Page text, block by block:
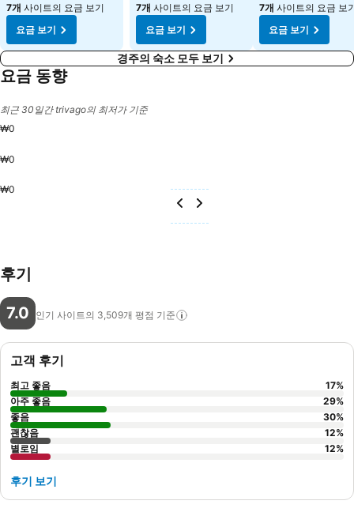
7개 사이트의 요금 보기
요금 보기
7개 사이트의 요금 보기
요금 보기
7개 사이트의 요금 보
요금 보기
경주의 숙소 모두 보기
요금 동향
최근 30일간 trivago의 최저가 기준
₩0
₩0
₩0
후기
7.0 인기 사이트의 3,509개 평점 기준
고객 후기
최고 좋음 17%
아주 좋음
29%
좋음
30%
괜찮음
12%
별로임
12%
후기 보기